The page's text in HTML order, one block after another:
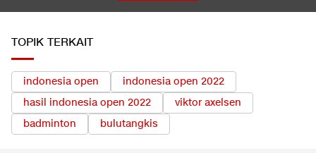
TOPIK TERKAIT
indonesia open
indonesia open 2022
hasil indonesia open 2022
viktor axelsen
badminton
bulutangkis